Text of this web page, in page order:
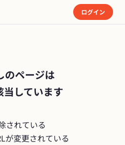
ログイン
当しています
されている
が変更されている